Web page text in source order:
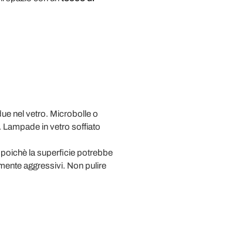
nel vetro. Microbolle o
in vetro soffiato
la superficie potrebbe
aggressivi. Non pulire